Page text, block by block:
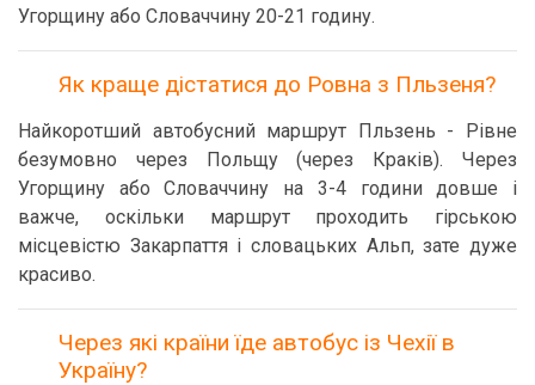
Угорщину або Словаччину 20-21 годину.
Як краще дістатися до Ровна з Пльзеня?
Найкоротший автобусний маршрут Пльзень - Рівне
безумовно через Польщу (через Краків). Через
Угорщину або Словаччину на 3-4 години довше і
важче, оскільки маршрут проходить гірською
місцевістю Закарпаття і словацьких Альп, зате дуже
красиво.
Через які країни їде автобус із Чехії в
Україну?